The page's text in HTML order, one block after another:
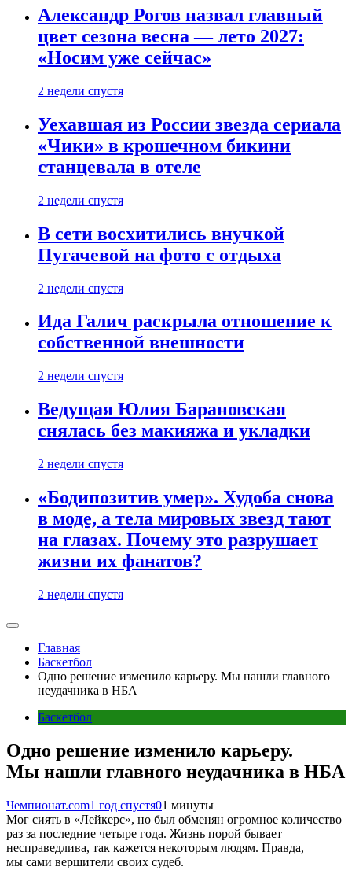
Александр Рогов назвал главный
цвет сезона весна — лето 2027:
«Носим уже сейчас»
2 недели спустя
Уехавшая из России звезда сериала
«Чики» в крошечном бикини
станцевала в отеле
2 недели спустя
В сети восхитились внучкой
Пугачевой на фото с отдыха
2 недели спустя
Ида Галич раскрыла отношение к
собственной внешности
2 недели спустя
Ведущая Юлия Барановская
снялась без макияжа и укладки
2 недели спустя
«Бодипозитив умер». Худоба снова
в моде, а тела мировых звезд тают
на глазах. Почему это разрушает
жизни их фанатов?
2 недели спустя
Главная
Баскетбол
Одно решение изменило карьеру. Мы нашли главного
неудачника в НБА
Баскетбол
Одно решение изменило карьеру.
Мы нашли главного неудачника в НБА
Чемпионат.com1 год спустя01 минуты
Мог сиять в «Лейкерс», но был обменян огромное количество
раз за последние четыре года. Жизнь порой бывает
несправедлива, так кажется некоторым людям. Правда,
мы сами вершители своих судеб.